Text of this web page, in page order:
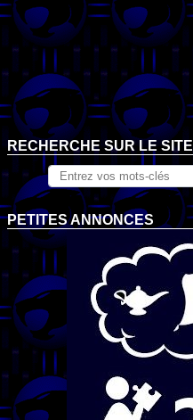
RECHERCHE SUR LE SITE
PETITES ANNONCES